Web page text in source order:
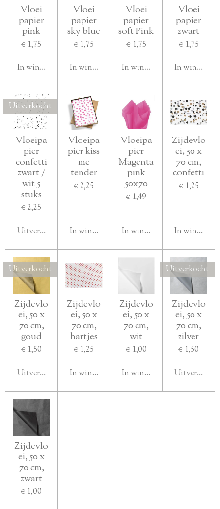
Vloei
papier
pink
€ 1,75
In winkelwagen
Vloei
papier
sky blue
€ 1,75
In winkelwagen
Vloei
papier
soft Pink
€ 1,75
In winkelwagen
Vloei
papier
zwart
€ 1,75
In
Uitverkocht
Vloeipa
pier
confetti
zwart /
wit 5
stuks
€ 2,25
Uitverkocht
Vloeipa
pier kiss
me
tender
€ 2,25
In winkelwagen
Vloeipa
pier
Magenta
pink
50x70
€ 1,49
In winkelwagen
Zijdevlo
ei, 50 x
70 cm,
confetti
€ 1,25
In
Uitverkocht
Zijdevlo
ei, 50 x
70 cm,
goud
€ 1,50
Uitverkocht
Zijdevlo
ei, 50 x
70 cm,
hartjes
€ 1,25
In winkelwagen
Zijdevlo
ei, 50 x
70 cm,
wit
€ 1,00
In winkelwagen
Uitverkocht
Zijdevlo
ei, 50 x
70 cm,
zilver
€ 1,50
Uitverkocht
Zijdevlo
ei, 50 x
70 cm,
zwart
€ 1,00